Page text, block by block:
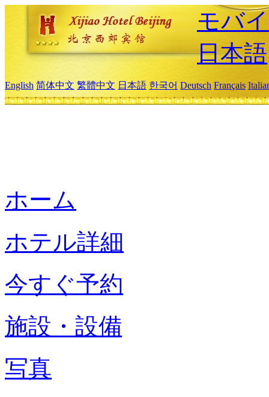
モバ
日本語
English 简体中文 繁體中文 日本語 한국어 Deutsch Français
ホーム
ホテル詳細
今すぐ予約
施設・設備
写真